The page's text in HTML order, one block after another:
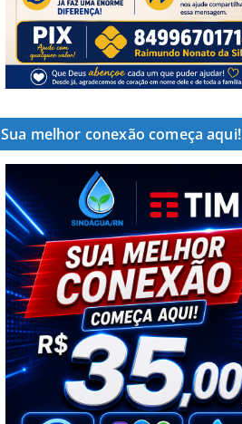
Sua melhor conexão começa aqui!